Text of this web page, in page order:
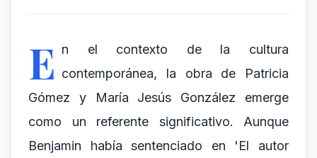
E n el contexto de la cultura
contemporánea, la obra de Patricia
Gómez y María Jesús González emerge
como un referente significativo. Aunque
Benjamin había sentenciado en 'El autor